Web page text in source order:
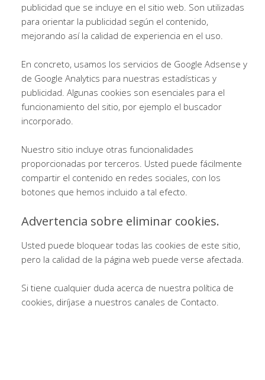
publicidad que se incluye en el sitio web. Son utilizadas
para orientar la publicidad según el contenido,
mejorando así la calidad de experiencia en el uso.
En concreto, usamos los servicios de Google Adsense y
de Google Analytics para nuestras estadísticas y
publicidad. Algunas cookies son esenciales para el
funcionamiento del sitio, por ejemplo el buscador
incorporado.
Nuestro sitio incluye otras funcionalidades
proporcionadas por terceros. Usted puede fácilmente
compartir el contenido en redes sociales, con los
botones que hemos incluido a tal efecto.
Advertencia sobre eliminar cookies.
Usted puede bloquear todas las cookies de este sitio,
pero la calidad de la página web puede verse afectada.
Si tiene cualquier duda acerca de nuestra política de
cookies, diríjase a nuestros canales de Contacto.